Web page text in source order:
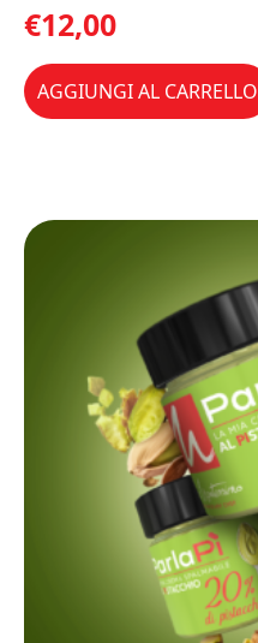
€12,00
AGGIUNGI AL CARRELLO